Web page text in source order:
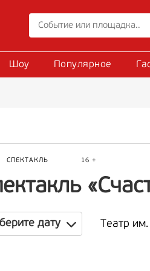
Шоу Популярное
СПЕКТАКЛЬ 16 +
дату Театр